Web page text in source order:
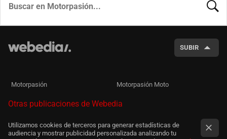
SUBIR
Motorpasión Motorpasión Moto
Otras publicaciones de Webedia
Utilizamos cookies de terceros para generar estadísticas de
audiencia y mostrar publicidad personalizada analizando tu